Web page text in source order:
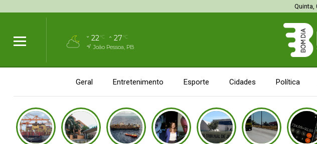
Quinta,
22°C 27°C
João Pessoa, PB
Geral Entretenimento Esporte Cidades Política